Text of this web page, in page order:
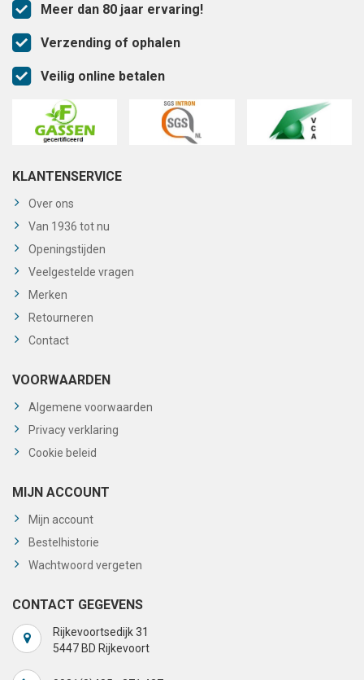
Meer dan 80 jaar ervaring!
Verzending of ophalen
Veilig online betalen
KLANTENSERVICE
Over ons
Van 1936 tot nu
Openingstijden
Veelgestelde vragen
Merken
Retourneren
Contact
VOORWAARDEN
Algemene voorwaarden
Privacy verklaring
Cookie beleid
MIJN ACCOUNT
Mijn account
Bestelhistorie
Wachtwoord vergeten
CONTACT GEGEVENS
Rijkevoortsedijk 31
5447 BD Rijkevoort